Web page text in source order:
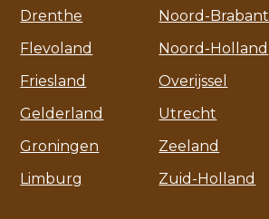
Drenthe
Flevoland
Friesland
Gelderland
Groningen
Limburg
Noord-Brabant
Noord-Holland
Overijssel
Utrecht
Zeeland
Zuid-Holland